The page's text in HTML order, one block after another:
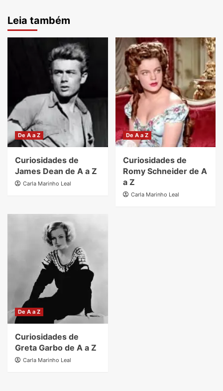
Leia também
De A a Z
Curiosidades de
James Dean de A a Z
Carla Marinho Leal
De A a Z
Curiosidades de
Romy Schneider de A
a Z
Carla Marinho Leal
De A a Z
Curiosidades de
Greta Garbo de A a Z
Carla Marinho Leal